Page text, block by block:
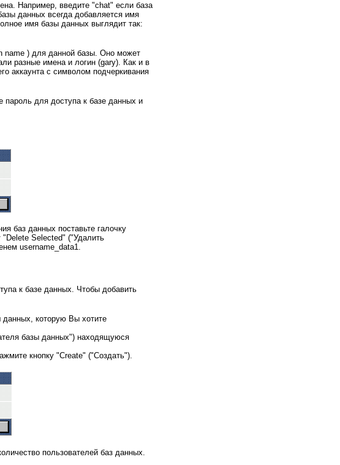
Например, введите "chat" если база
данных всегда добавляется имя
имя базы данных выглядит так:
name ) для данной базы. Оно может
разные имена и логин (gary). Как и в
аккаунта с символом подчеркивания
пароль для доступа к базе данных и
баз данных поставьте галочку
"Delete Selected" ("Удалить
username_data1.
к базе данных. Чтобы добавить
которую Вы хотите
базы данных") находящуюся
кнопку "Create" ("Создать").
пользователей баз данных.